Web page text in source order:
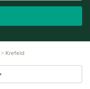
Krefeld